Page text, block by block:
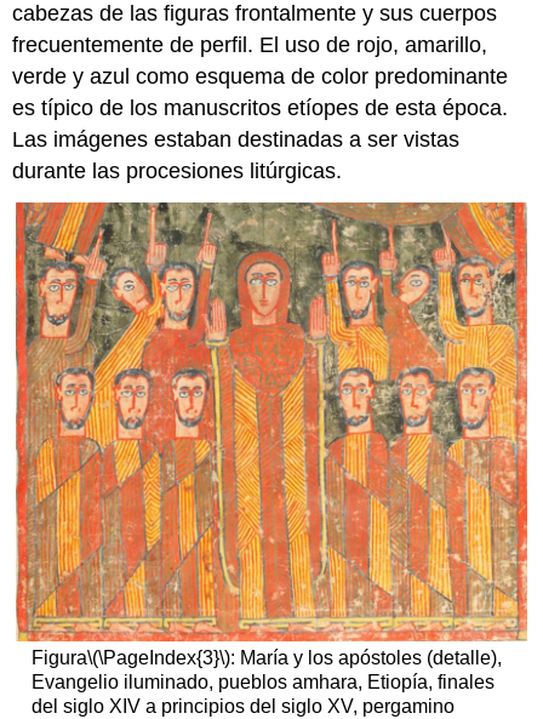
cabezas de las figuras frontalmente y sus cuerpos
frecuentemente de perfil. El uso de rojo, amarillo,
verde y azul como esquema de color predominante
es típico de los manuscritos etíopes de esta época.
Las imágenes estaban destinadas a ser vistas
durante las procesiones litúrgicas.
Figura\(\PageIndex{3}\): María y los apóstoles (detalle),
Evangelio iluminado, pueblos amhara, Etiopía, finales
del siglo XIV a principios del siglo XV, pergamino